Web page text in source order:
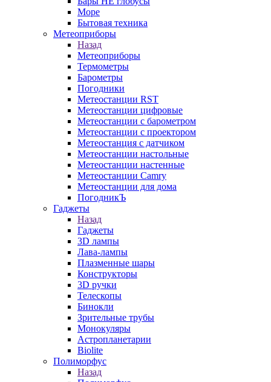
Море
Бытовая техника
Метеоприборы
Назад
Метеоприборы
Термометры
Барометры
Погодники
Метеостанции RST
Метеостанции цифровые
Метеостанции с барометром
Метеостанции с проектором
Метеостанция с датчиком
Метеостанции настольные
Метеостанции настенные
Метеостанции Camry
Метеостанции для дома
ПогодникЪ
Гаджеты
Назад
Гаджеты
3D лампы
Лава-лампы
Плазменные шары
Конструкторы
3D ручки
Телескопы
Бинокли
Зрительные трубы
Монокуляры
Астропланетарии
Biolite
Полиморфус
Назад